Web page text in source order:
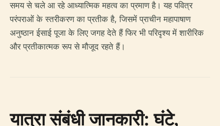
समय से चले आ रहे आध्यात्मिक महत्व का प्रमाण है। यह पवित्र
परंपराओं के स्तरीकरण का प्रतीक है, जिसमें प्राचीन महापाषाण
अनुष्ठान ईसाई पूजा के लिए जगह देते हैं फिर भी परिदृश्य में शारीरिक
और प्रतीकात्मक रूप से मौजूद रहते हैं।
यात्रा संबंधी जानकारी: घंटे,